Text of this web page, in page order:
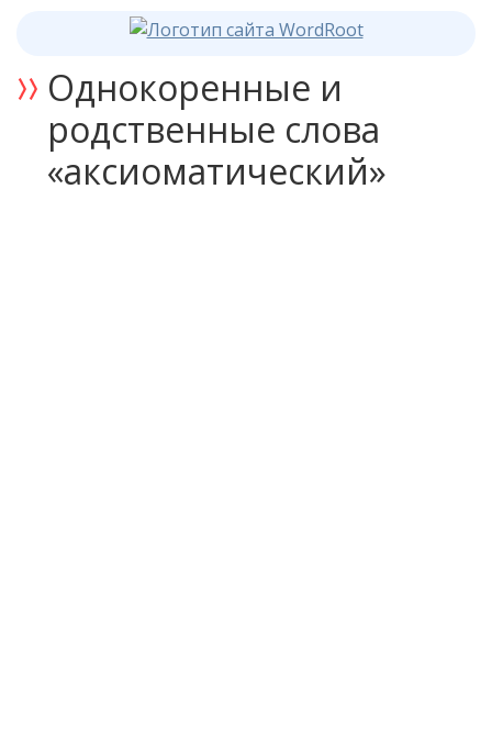
Однокоренные и
родственные слова
«аксиоматический»